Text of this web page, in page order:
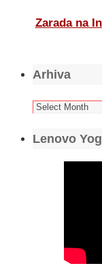
Zarada na
Arhiva
Arhiva
Lenovo